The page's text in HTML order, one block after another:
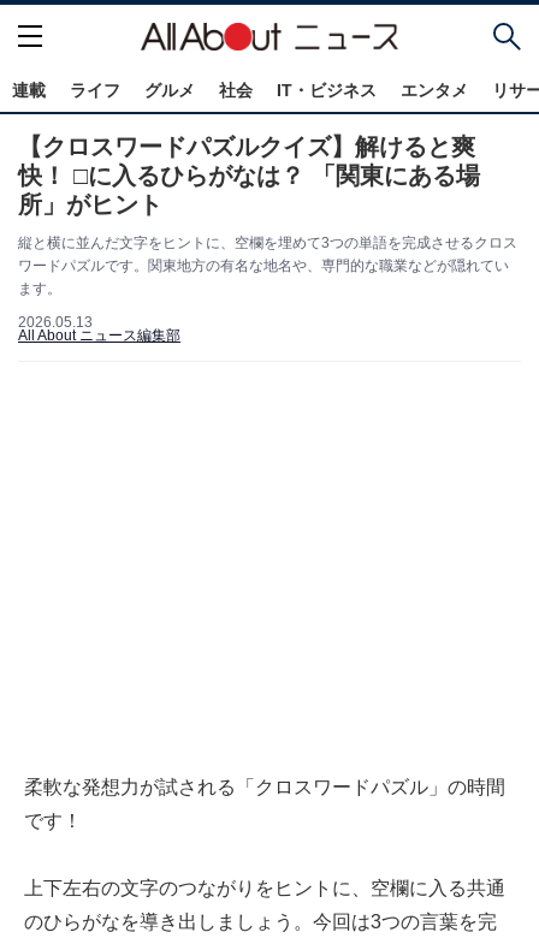
連載 ライフ グルメ 社会 IT・ビジネス エンタメ リサ
【クロスワードパズルクイズ】解けると爽
快！ □に入るひらがなは？ 「関東にある場
所」がヒント
縦と横に並んだ文字をヒントに、空欄を埋めて3つの単語を完成させるクロス
ワードパズルです。関東地方の有名な地名や、専門的な職業などが隠れてい
ます。
2026.05.13
All About ニュース編集部
柔軟な発想力が試される「クロスワードパズル」の時間
です！
上下左右の文字のつながりをヒントに、空欄に入る共通
のひらがなを導き出しましょう。今回は3つの言葉を完